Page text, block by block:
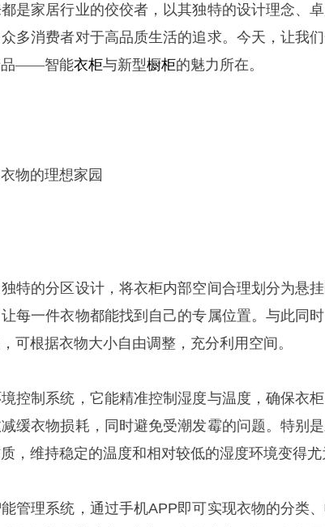
都是家居行业的佼佼者，以其独特的设计理念、
多消费者对于高品质生活的追求。今天，让我
——智能衣柜与新型橱柜的魅力所在。
物的理想家园
特的分区设计，将衣柜内部空间合理划分为悬挂
每一件衣物都能找到自己的专属位置。与此同
可根据衣物大小自由调整，充分利用空间。
控制 系统，它能精准控制湿度与温度，确保衣
缓衣物损耗，同时避免受潮发霉的问题。特别
，维持稳定的温度和相对较低的湿度环境变得尤
管理系统，通过手机APP即可实现衣物的分类